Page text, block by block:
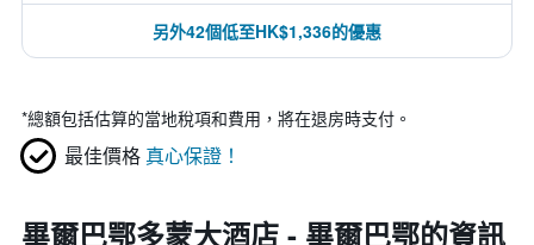
另外42個低至HK$1,336的優惠
*總額包括估算的當地稅項和費用，將在退房時支付。
最佳價格 真心保證！
畢爾巴鄂多蒙大酒店 - 畢爾巴鄂的資訊